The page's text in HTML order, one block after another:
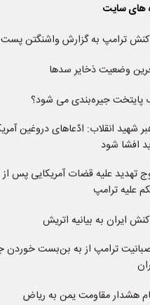
های سایت
ترامپ به گزارش واشنگتن پست
وضعیت ذخایر سدها
پایتخت جیره‌بندی می شود؟
شهید انقلاب: ادّعاهای دروغین
افشا شود
تهدید علیه قضات آمریکایی پس
علیه ترامپ
ایران به بیانیه اتریش
ترامپ از به بن‌بست خوردن
هشدار مقاومت یمن به ریاض